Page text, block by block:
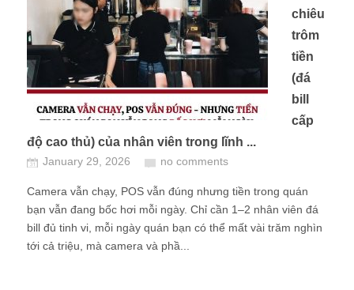
chiêu
trôm
tiền
(đá
bill
cấp
độ cao thủ) của nhân viên trong lĩnh ...
January 29, 2026 no comments
Camera vẫn chạy, POS vẫn đúng nhưng tiền trong quán
bạn vẫn đang bốc hơi mỗi ngày. Chỉ cần 1–2 nhân viên đá
bill đủ tinh vi, mỗi ngày quán bạn có thể mất vài trăm nghìn
tới cả triệu, mà camera và phầ...